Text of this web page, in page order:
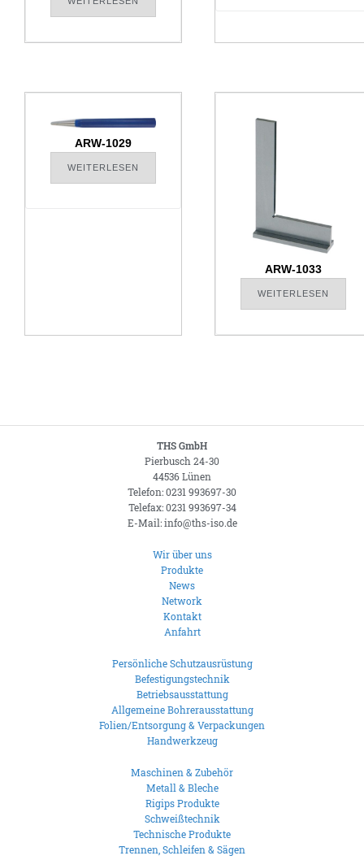
ARW-1029
WEITERLESEN
ARW-1033
WEITERLESEN
THS GmbH
Pierbusch 24-30
44536 Lünen
Telefon: 0231 993697-30
Telefax: 0231 993697-34
E-Mail: info@ths-iso.de
Wir über uns
Produkte
News
Network
Kontakt
Anfahrt
Persönliche Schutzausrüstung
Befestigungstechnik
Betriebsausstattung
Allgemeine Bohrerausstattung
Folien/Entsorgung & Verpackungen
Handwerkzeug
Maschinen & Zubehör
Metall & Bleche
Rigips Produkte
Schweißtechnik
Technische Produkte
Trennen, Schleifen & Sägen